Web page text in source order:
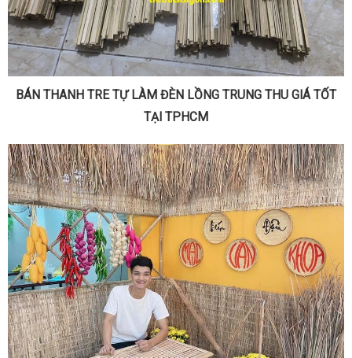
BÁN THANH TRE TỰ LÀM ĐÈN LỒNG TRUNG THU GIÁ TỐT
TẠI TPHCM